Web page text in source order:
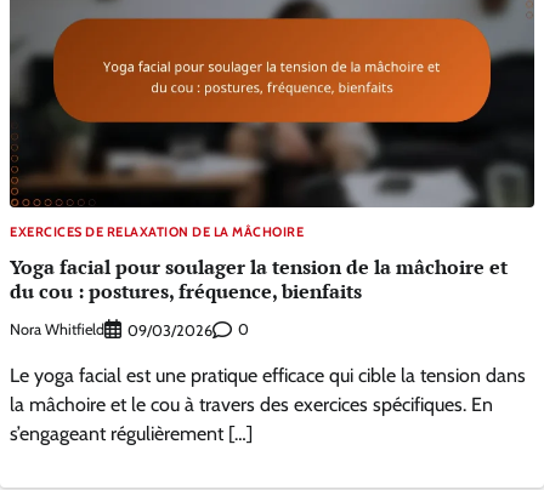
EXERCICES DE RELAXATION DE LA MÂCHOIRE
Yoga facial pour soulager la tension de la mâchoire et
du cou : postures, fréquence, bienfaits
Nora Whitfield 09/03/2026 0
Le yoga facial est une pratique efficace qui cible la tension dans
la mâchoire et le cou à travers des exercices spécifiques. En
s’engageant régulièrement […]